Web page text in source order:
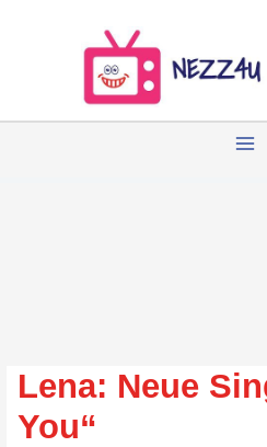
Lena: Neue
You“